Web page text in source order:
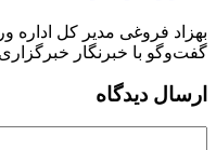
بهزاد فروغی مدیر کل اداره
گفت‌وگو با خبرنگار
ارسال دیدگاه